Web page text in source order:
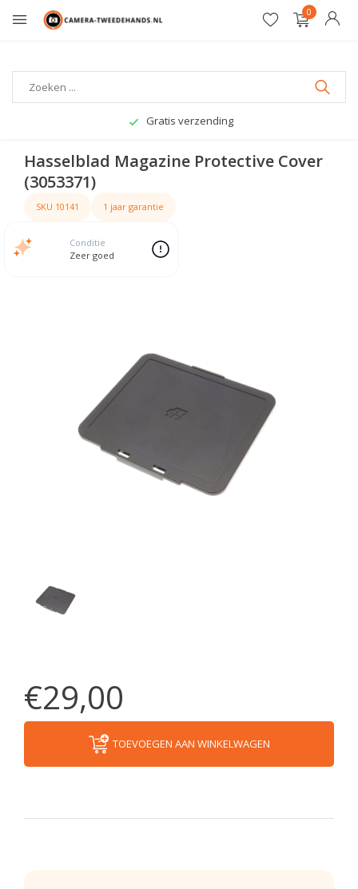
0
Gratis verzending
Hasselblad Magazine Protective Cover
(3053371)
SKU 10141 1 jaar garantie
Conditie
Zeer goed
€29,00
TOEVOEGEN AAN WINKELWAGEN